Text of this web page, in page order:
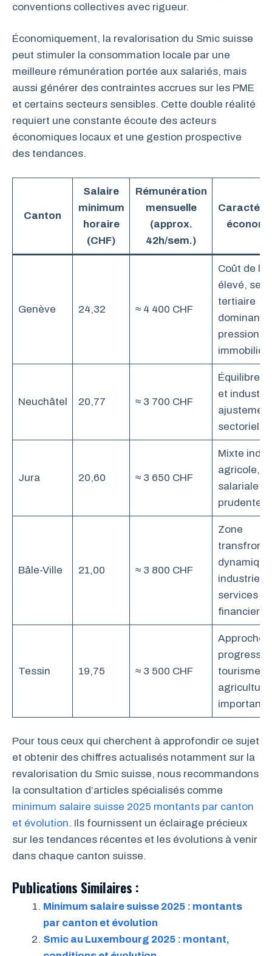
conventions collectives avec rigueur.
Économiquement, la revalorisation du Smic suisse
peut stimuler la consommation locale par une
meilleure rémunération portée aux salariés, mais
aussi générer des contraintes accrues sur les PME
et certains secteurs sensibles. Cette double réalité
requiert une constante écoute des acteurs
économiques locaux et une gestion prospective
des tendances.
Canton
Salaire
minimum
horaire
(CHF)
Rémunération
mensuelle
(approx.
42h/sem.)
Genève 24,32 ≈ 4 400 CHF
Coût de la
élevé,
tertiaire
dominant,
pression
Neuchâtel 20,77 ≈ 3 700 CHF
Équilibre
et
sectoriels
Jura 20,60 ≈ 3 650 CHF
Mixte
agricole,
salariale
prudente
Bâle-Ville 21,00 ≈ 3 800 CHF
Zone
industrie et
services
financiers
Tessin 19,75 ≈ 3 500 CHF
Approche
tourisme et
agriculture
importante
Pour tous ceux qui cherchent à approfondir ce sujet
et obtenir des chiffres actualisés notamment sur la
revalorisation du Smic suisse, nous recommandons
la consultation d’articles spécialisés comme
minimum salaire suisse 2025 montants par canton
et évolution. Ils fournissent un éclairage précieux
sur les tendances récentes et les évolutions à venir
dans chaque canton suisse.
Publications Similaires :
Minimum salaire suisse 2025 : montants
par canton et évolution
Smic au Luxembourg 2025 : montant,